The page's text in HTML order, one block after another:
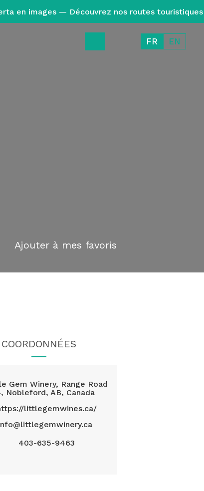
en images — Découvrez nos routes touristiques
FR EN
Ajouter à mes favoris
COORDONNÉES
Gem Winery, Range Road
Nobleford, AB, Canada
littlegemwines.ca/
403-635-9463